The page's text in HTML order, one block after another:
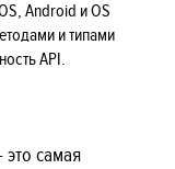
Android и OS
и типами
API.
это самая